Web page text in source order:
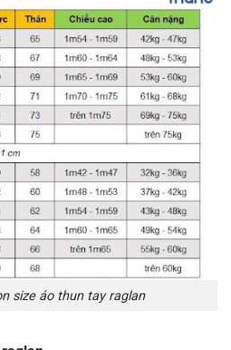
size áo thun tay raglan